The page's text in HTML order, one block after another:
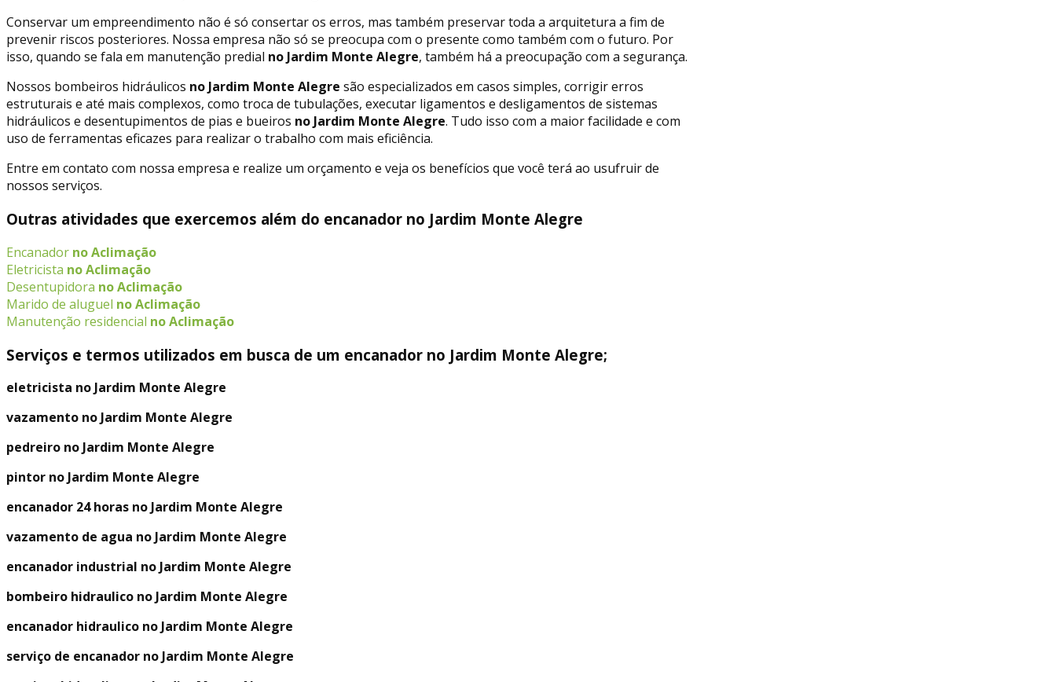
Conservar um empreendimento não é só consertar os erros, mas também preservar toda a arquitetura a fim de
prevenir riscos posteriores. Nossa empresa não só se preocupa com o presente como também com o futuro. Por
isso, quando se fala em manutenção predial no Jardim Monte Alegre, também há a preocupação com a segurança.
Nossos bombeiros hidráulicos no Jardim Monte Alegre são especializados em casos simples, corrigir erros
estruturais e até mais complexos, como troca de tubulações, executar ligamentos e desligamentos de sistemas
hidráulicos e desentupimentos de pias e bueiros no Jardim Monte Alegre. Tudo isso com a maior facilidade e com
uso de ferramentas eficazes para realizar o trabalho com mais eficiência.
Entre em contato com nossa empresa e realize um orçamento e veja os benefícios que você terá ao usufruir de
nossos serviços.
Outras atividades que exercemos além do encanador no Jardim Monte Alegre
Encanador no Aclimação
Eletricista no Aclimação
Desentupidora no Aclimação
Marido de aluguel no Aclimação
Manutenção residencial no Aclimação
Serviços e termos utilizados em busca de um encanador no Jardim Monte Alegre;
eletricista no Jardim Monte Alegre
vazamento no Jardim Monte Alegre
pedreiro no Jardim Monte Alegre
pintor no Jardim Monte Alegre
encanador 24 horas no Jardim Monte Alegre
vazamento de agua no Jardim Monte Alegre
encanador industrial no Jardim Monte Alegre
bombeiro hidraulico no Jardim Monte Alegre
encanador hidraulico no Jardim Monte Alegre
serviço de encanador no Jardim Monte Alegre